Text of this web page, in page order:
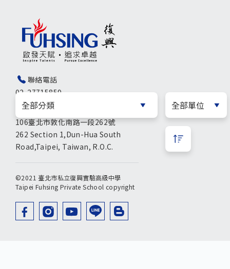
聯絡電話
02-27715859
學校地址
106臺北市敦化南路一段262號
262 Section 1,Dun-Hua South
Road,Taipei, Taiwan, R.O.C.
©2021 臺北市私立復興實驗高級中學
Taipei Fuhsing Private School copyright